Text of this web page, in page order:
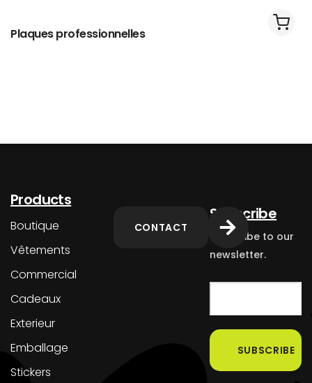
Plaques professionnelles
Products
Boutique
Vêtements
Commercial
Cadeaux
Exterieur
Emballage
Stickers
CONTACT
Subscribe
Subscribe to our
newsletter.